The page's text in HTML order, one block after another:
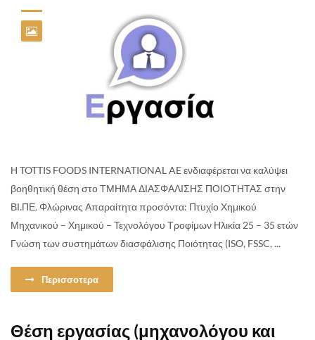
Η TOTTIS FOODS INTERNATIONAL AE ενδιαφέρεται να καλύψει
βοηθητική θέση στο ΤΜΗΜΑ ΔΙΑΣΦΑΛΙΣΗΣ ΠΟΙΟΤΗΤΑΣ στην
ΒΙ.ΠΕ. Φλώρινας Απαραίτητα προσόντα: Πτυχίο Χημικού
Μηχανικού – Χημικού – Τεχνολόγου Τροφίμων Ηλικία 25 – 35 ετών
Γνώση των συστημάτων διασφάλισης Ποιότητας (ISO, FSSC, ...
Περισσοτερα
Θέση εργασίας (μηχανολόγου και